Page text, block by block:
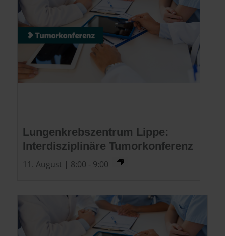
Lungenkrebszentrum Lippe:
Interdisziplinäre Tumorkonferenz
11. August | 8:00 - 9:00